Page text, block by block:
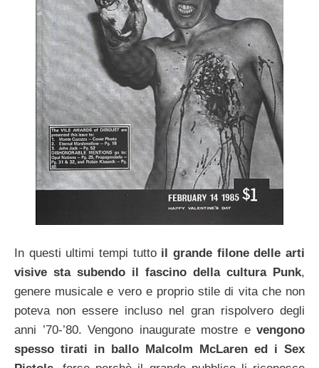
In questi ultimi tempi tutto il grande filone delle arti
visive sta subendo il fascino della cultura Punk,
genere musicale e vero e proprio stile di vita che non
poteva non essere incluso nel gran rispolvero degli
anni ’70-’80. Vengono inaugurate mostre e vengono
spesso tirati in ballo Malcolm McLaren ed i Sex